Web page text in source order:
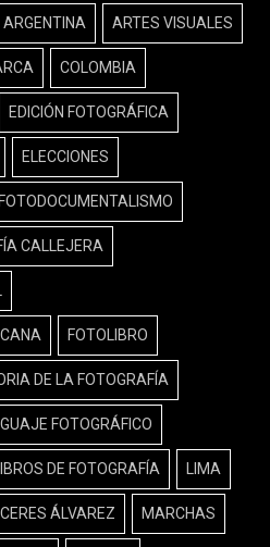
ARGENTINA ARTES VISUALES
COLOMBIA
EDICIÓN FOTOGRÁFICA
ELECCIONES
CALLEJERA
FOTOLIBRO
DE LA FOTOGRAFÍA
FOTOGRÁFICO
DE FOTOGRAFÍA LIMA
ÁLVAREZ MARCHAS